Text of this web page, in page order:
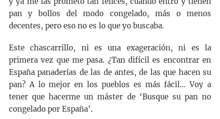
pan y bollos del modo congelado, más o menos
decentes, pero eso no es lo que yo buscaba.
Este chascarrillo, ni es una exageración, ni es la
primera vez que me pasa. ¿Tan difícil es encontrar en
España panaderías de las de antes, de las que hacen su
pan? A lo mejor en los pueblos es más fácil… Voy a
tener que hacerme un máster de ‘Busque su pan no
congelado por España’.